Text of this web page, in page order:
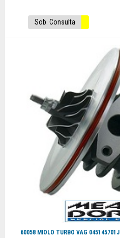
Sob. Consulta
60058 MIOLO TURBO VAG 045145701J